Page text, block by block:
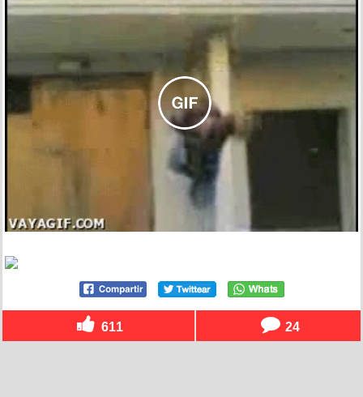
611 24